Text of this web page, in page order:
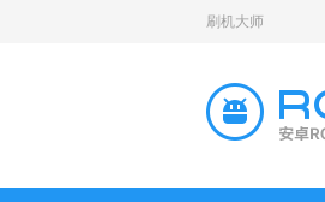
刷机大师